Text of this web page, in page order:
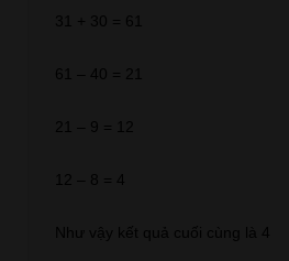
31 + 30 = 61
61 – 40 = 21
21 – 9 = 12
12 – 8 = 4
Như vậy kết quả cuối cùng là 4